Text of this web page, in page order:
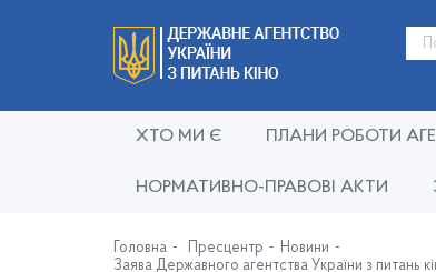
ХТО МИ Є ПЛАНИ РОБОТИ
НОРМАТИВНО-ПРАВОВІ АКТИ
Головна Пресцентр
Новини
Заява Державного агентства України з питань